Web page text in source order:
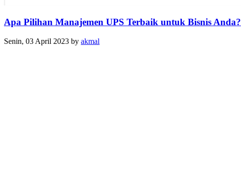
Apa Pilihan Manajemen UPS Terbaik untuk Bisnis Anda?
Senin, 03 April 2023 by akmal